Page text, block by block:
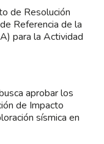
de Resolución
Referencia de la
para la Actividad
aprobar los
de Impacto
sísmica en